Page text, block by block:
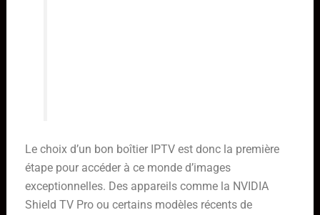
Le choix d’un bon boîtier IPTV est donc la première
étape pour accéder à ce monde d’images
exceptionnelles. Des appareils comme la NVIDIA
Shield TV Pro ou certains modèles récents de